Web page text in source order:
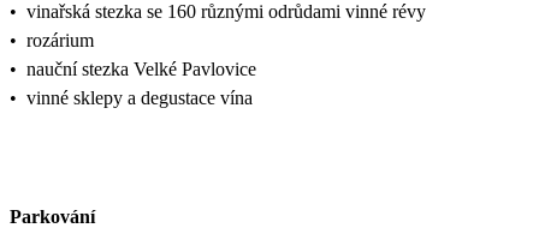
• vinařská stezka se 160 různými odrůdami vinné révy
• rozárium
• nauční stezka Velké Pavlovice
• vinné sklepy a degustace vína
Parkování